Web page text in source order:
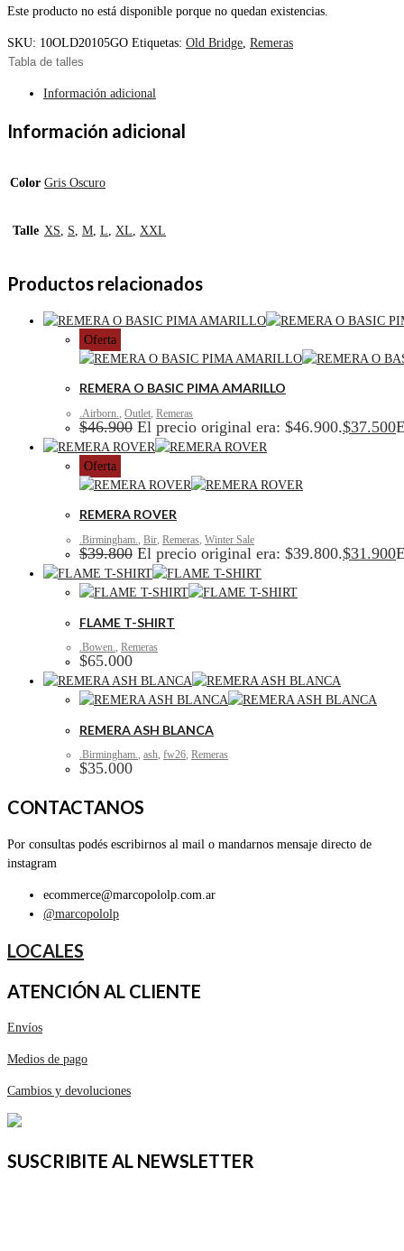
Este producto no está disponible porque no quedan existencias.
SKU: 10OLD20105GO Etiquetas: Old Bridge, Remeras
Tabla de talles
Información adicional
Información adicional
Color Gris Oscuro
Talle XS, S, M, L, XL, XXL
Productos relacionados
Oferta
REMERA O BASIC PIMA AMARILLO
.Airborn. Outlet Remeras
$46.900 El precio original era: $46.900.$37.500
Oferta
REMERA ROVER
.Birmingham., Bir, Remeras, Winter Sale
$39.800 El precio original era: $39.800.$31.900
FLAME T-SHIRT
.Bowen., Remeras
$65.000
REMERA ASH BLANCA
.Birmingham., ash, fw26, Remeras
$35.000
CONTACTANOS
Por consultas podés escribirnos al mail o mandarnos mensaje directo de
instagram
ecommerce@marcopololp.com.ar
@marcopololp
LOCALES
ATENCIÓN AL CLIENTE
Envíos
Medios de pago
Cambios y devoluciones
SUSCRIBITE AL NEWSLETTER